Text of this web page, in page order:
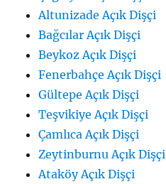
Altunizade Açık Dişçi
Bağcılar Açık Dişçi
Beykoz Açık Dişçi
Fenerbahçe Açık Dişçi
Gültepe Açık Dişçi
Teşvikiye Açık Dişçi
Çamlıca Açık Dişçi
Zeytinburnu Açık Dişçi
Ataköy Açık Dişçi